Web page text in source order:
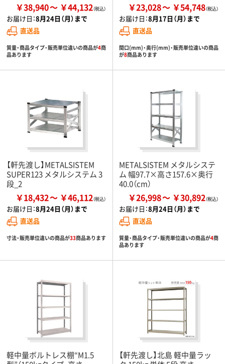
￥38,940 ￥44,132
お届け日：8月24日（月）まで
直送品
質量・商品タイプ・販売単位違いの商品が4商
品あります
￥23,028 ￥54,748
お届け日：8月17日（月）まで
直送品
間口(mm)・奥行(mm)・販売単位違いの商品
が8商品あります
【軒先渡し】METALSISTEM
SUPER123 メタルシステム 3
段_2
￥18,432 ￥46,112
お届け日：8月24日（月）まで
直送品
寸法・販売単位違いの商品が33商品あります
METALSISTEM メタルシステ
ム 幅97.7×高さ157.6×奥行
40.0（cm）
￥26,998 ￥30,892
お届け日：8月24日（月）まで
直送品
質量・商品タイプ・販売単位違いの商品が4商
品あります
軽中量ボルトレス棚“M1.5
【軒先渡し】北島 軽中量ラッ